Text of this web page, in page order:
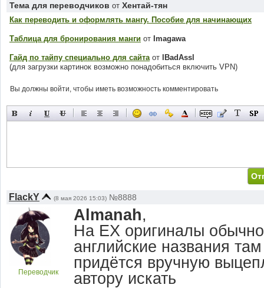
Тема для переводчиков от Хентай-тян
Как переводить и оформлять мангу. Пособие для начинающих
Таблица для бронирования манги от Imagawa
Гайд по тайпу специально для сайтаот
lBadAssl
(для загрузки картинок возможно понадобиться включить VPN)
Вы должны войти, чтобы иметь возможность комментировать
FlaсkY (8 мая 2026 15:03) №8888
Переводчик
Almanah,
На EX оригиналы
английские названия
придётся вручную
автору искать